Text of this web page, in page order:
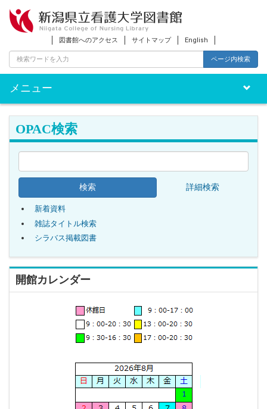
図書館へのアクセス サイトマップ English
ページ内検索
Toggle
メニュー
OPAC検索
詳細検索
新着資料
雑誌タイトル検索
シラバス掲載図書
開館カレンダー